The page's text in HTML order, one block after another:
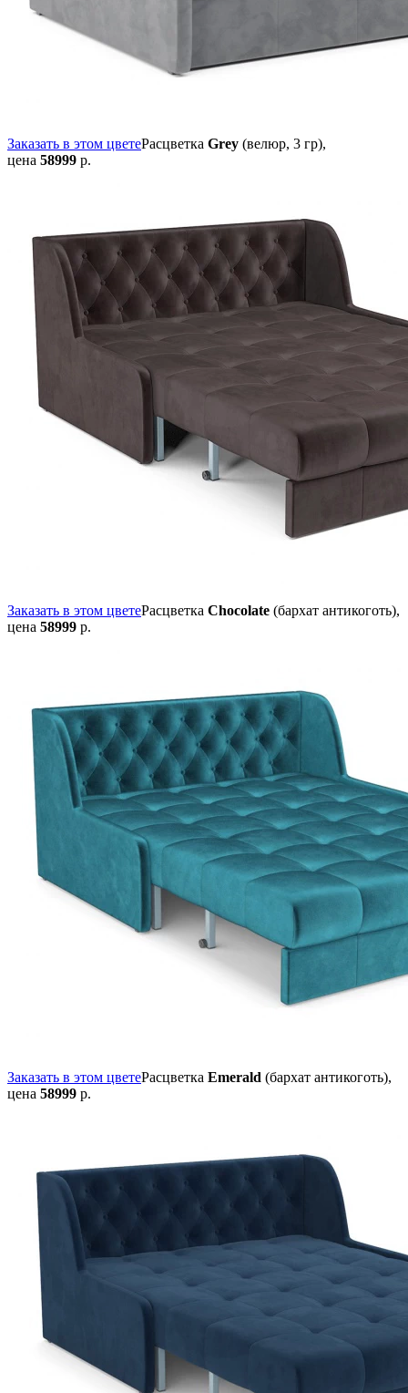
Заказать в этом цветеРасцветка Grey (велюр, 3 гр),
цена 58999 р.
Заказать в этом цветеРасцветка Chocolate (бархат антикоготь),
цена 58999 р.
Заказать в этом цветеРасцветка Emerald (бархат антикоготь),
цена 58999 р.